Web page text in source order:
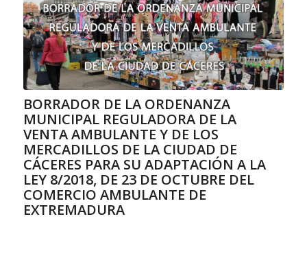
BORRADOR DE LA ORDENANZA
MUNICIPAL REGULADORA DE LA
VENTA AMBULANTE Y DE LOS
MERCADILLOS DE LA CIUDAD DE
CÁCERES PARA SU ADAPTACIÓN A LA
LEY 8/2018, DE 23 DE OCTUBRE DEL
COMERCIO AMBULANTE DE
EXTREMADURA